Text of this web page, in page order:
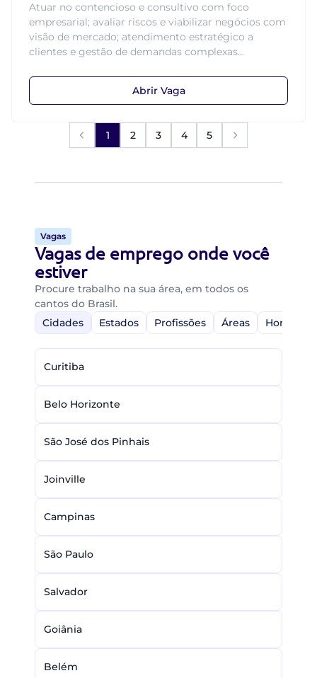
Atuar no contencioso e consultivo com foco
empresarial; avaliar riscos e viabilizar negócios com
visão de mercado; atendimento estratégico a
clientes e gestão de demandas complexas...
Abrir Vaga
1 2 3 4 5
Vagas
Vagas de emprego onde você
estiver
Procure trabalho na sua área, em todos os
cantos do Brasil.
Cidades
Estados Profissões Áreas Home-
Curitiba
Belo Horizonte
São José dos Pinhais
Joinville
Campinas
São Paulo
Salvador
Goiânia
Belém